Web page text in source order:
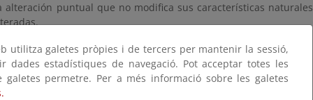
alteración puntual que no modifica sus características naturales
utilitza galetes pròpies i de tercers per mantenir la sessió,
dades estadístiques de navegació. Pot acceptar totes les
permetre. Per a més informació sobre les galetes